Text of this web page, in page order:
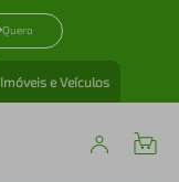
Quero
Imóveis e Veículos